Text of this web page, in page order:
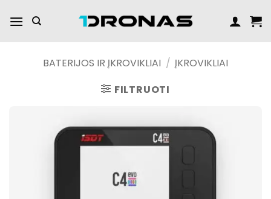
turinį
BATERIJOS IR ĮKROVIKLIAI / ĮKROVIKLIAI
FILTRUOTI